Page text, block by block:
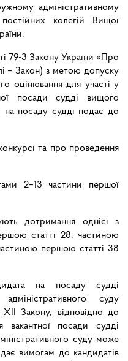
адміністративному
колегій Вищої
79-3 Закону України «Про
– Закон) з метою допуску
оцінювання для участі у
посади судді вищого
на посаду судді подає до
та про проведення
2–13 частини першої
дотримання однієї з
статті 28, частиною
першою статті 38
на посаду судді
суду
Закону, відповідно до
вакантної посади судді
суду може
вимогам до кандидатів